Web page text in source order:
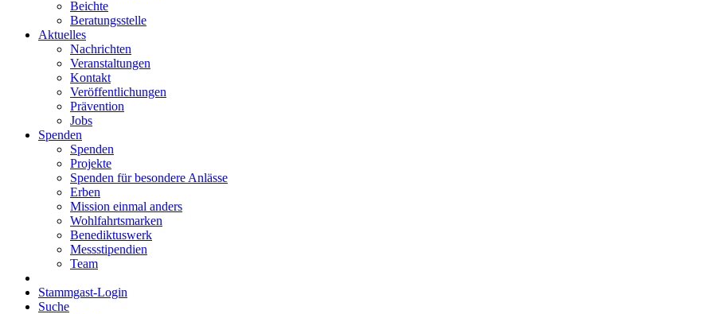
Beichte
Beratungsstelle
Aktuelles
Nachrichten
Veranstaltungen
Kontakt
Veröffentlichungen
Prävention
Jobs
Spenden
Spenden
Projekte
Spenden für besondere Anlässe
Erben
Mission einmal anders
Wohlfahrtsmarken
Benediktuswerk
Messstipendien
Team
Stammgast-Login
Suche